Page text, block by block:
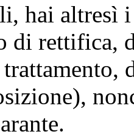
hai
di rettifica,